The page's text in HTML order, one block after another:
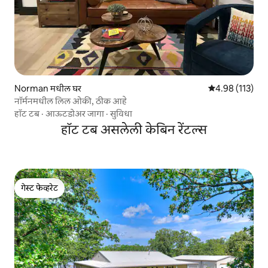
Norman मधील घर 5 पैकी 4.98
4.98 (113)
नॉर्मनमधील लिल ओकी, ठीक आहे
हॉट टब· आऊटडोअर जागा ·सुविधा
हॉट टब असलेली केबिन रेंटल्स
गेस्ट फेव्हरेट
गेस्ट फेव्हरेट